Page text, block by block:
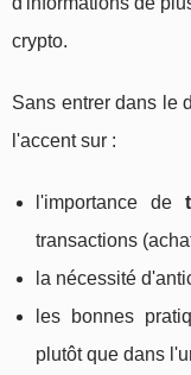
crypto.
Sans entrer dans le
l'accent sur :
l'importance de
transactions
la nécessité
les bonnes
plutôt que dans